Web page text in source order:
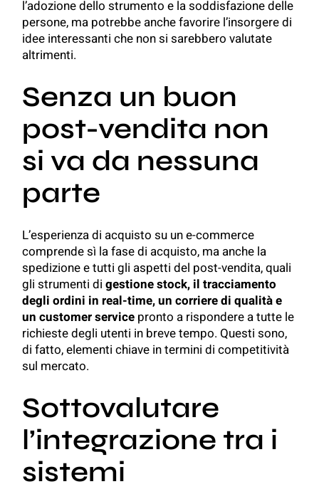
l’adozione dello strumento e la soddisfazione delle
persone, ma potrebbe anche favorire l’insorgere di
idee interessanti che non si sarebbero valutate
altrimenti.
Senza un buon
post-vendita non
si va da nessuna
parte
L’esperienza di acquisto su un e-commerce
comprende sì la fase di acquisto, ma anche la
spedizione e tutti gli aspetti del post-vendita, quali
gli strumenti digestione stock, il tracciamento
degli ordini in real-time, un corriere di qualità e
un customer service pronto a rispondere a tutte le
richieste degli utenti in breve tempo. Questi sono,
di fatto, elementi chiave in termini di competitività
sul mercato.
Sottovalutare
l’integrazione tra i
sistemi